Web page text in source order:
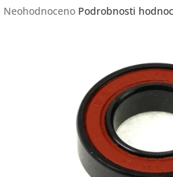
Průměrné
Neohodnoceno Podrobnosti